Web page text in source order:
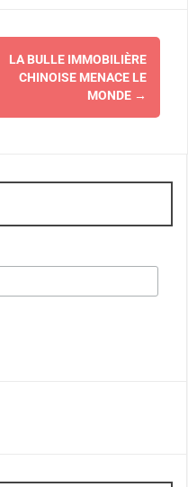
LA BULLE IMMOBILIÈRE
CHINOISE MENACE LE
MONDE →